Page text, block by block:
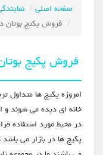
صفحه اصلی
فروش پکیج بوتان
فروش پکیج
امروزه پکیج ها
خانه ای دیده می شوند و
در محیط مورد استفاده
پکیج ها در بازار می